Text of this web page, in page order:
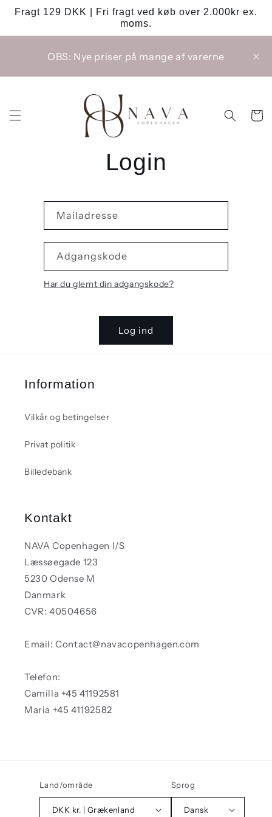
Gå til
indhold
Fragt 129 DKK | Fri fragt ved køb over 2.000kr ex.
moms.
OBS: Nye priser på mange af varerne
Login
Mailadresse
Adgangskode
Har du glemt din adgangskode?
Log ind
Information
Vilkår og betingelser
Privat politik
Billedebank
Kontakt
NAVA Copenhagen I/S
Læssøegade 123
5230 Odense M
Danmark
CVR: 40504656
Email: Contact@navacopenhagen.com
Telefon:
Camilla +45 41192581
Maria +45 41192582
Land/område
DKK kr. | Grækenland
Sprog
Dansk